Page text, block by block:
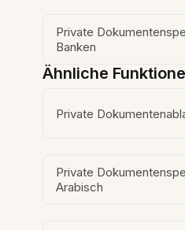
Private
Banken
Ähnliche
Private
Private
Arabisch